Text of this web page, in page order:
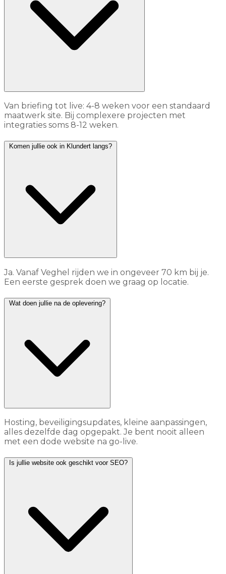
Van briefing tot live: 4-8 weken voor een standaard
maatwerk site. Bij complexere projecten met
integraties soms 8-12 weken.
Komen jullie ook in Klundert langs?
Ja. Vanaf Veghel rijden we in ongeveer 70 km bij je.
Een eerste gesprek doen we graag op locatie.
Wat doen jullie na de oplevering?
Hosting, beveiligingsupdates, kleine aanpassingen,
alles dezelfde dag opgepakt. Je bent nooit alleen
met een dode website na go-live.
Is jullie website ook geschikt voor SEO?